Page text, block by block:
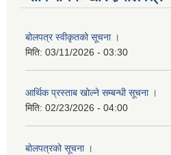
बोलपत्र स्वीकृतको सूचना ।
मिति: 03/11/2026 - 03:30
आर्थिक प्रस्ताब खोल्ने सम्बन्धी सूचना ।
मिति: 02/23/2026 - 04:00
बोलपत्रको सूचना ।